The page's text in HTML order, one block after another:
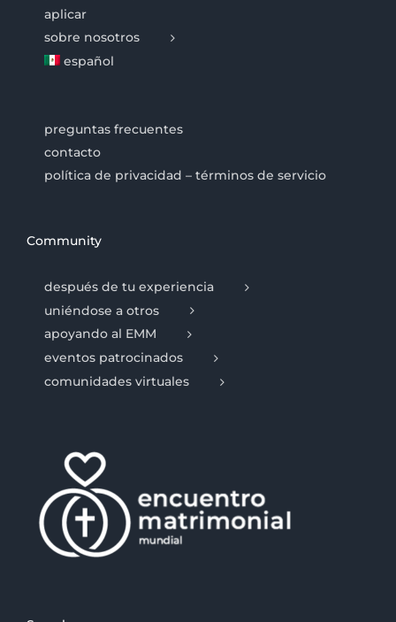
aplicar
sobre nosotros
español
preguntas frecuentes
contacto
política de privacidad – términos de servicio
Community
después de tu experiencia
uniéndose a otros
apoyando al EMM
eventos patrocinados
comunidades virtuales